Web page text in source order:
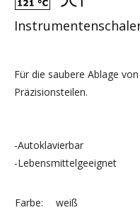
Für die saubere Ablage
Präzisionsteilen.
-Autoklavierbar
-Lebensmittelgeeignet
Farbe:
weiß